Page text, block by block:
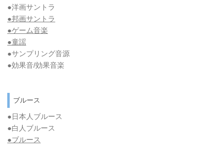
●洋画サントラ
●邦画サントラ
●ゲーム音楽
●童謡
●サンプリング音源
●効果音/効果音楽
ブルース
●日本人ブルース
●白人ブルース
●ブルース